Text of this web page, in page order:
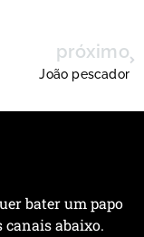
próximo
João pescador
bater um papo
canais abaixo.